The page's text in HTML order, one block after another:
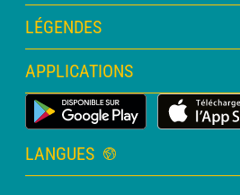
Abonnement METEO Xpert
Abonnement METEO PRO
Consultation avec un prévisionniste
Bulletin PRO
LÉGENDES
Légende des cartes
Légende des pictogrammes
Glossaire
APPLICATIONS
Application Météo Terrestre
LANGUES